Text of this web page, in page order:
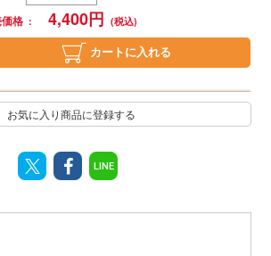
格
4,400円
カートに入れる
お気に入り商品に登録する
LINE